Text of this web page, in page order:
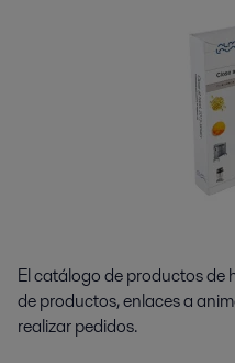
El catálogo de productos de
de productos, enlaces a
realizar pedidos.